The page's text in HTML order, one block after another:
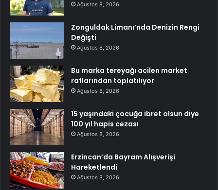
Ağustos 8, 2026
Zonguldak Limanı’nda Denizin Rengi
Değişti
Ağustos 8, 2026
Bu marka tereyağı acilen market
raflarından toplatılıyor
Ağustos 8, 2026
15 yaşındaki çocuğa ibret olsun diye
100 yıl hapis cezası
Ağustos 8, 2026
Erzincan’da Bayram Alışverişi
Hareketlendi
Ağustos 8, 2026